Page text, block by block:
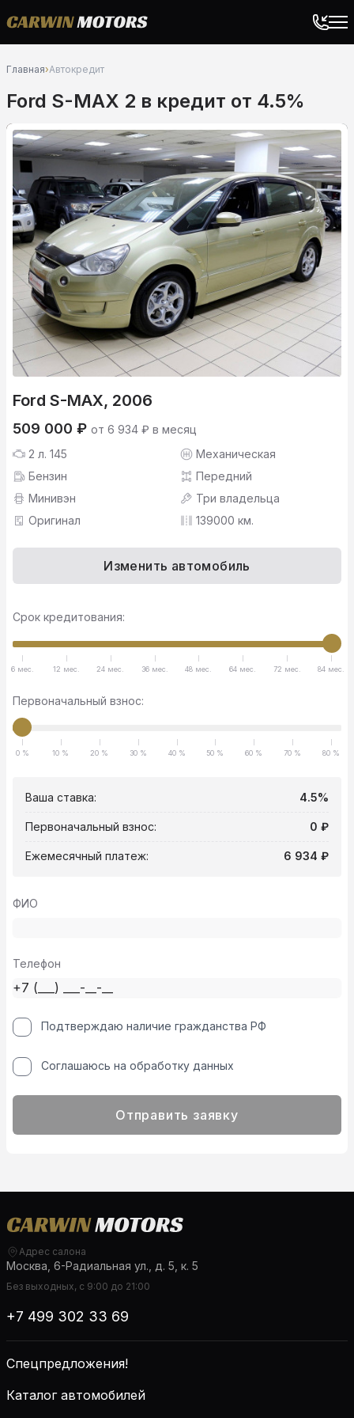
Главная›Автокредит
Ford S-MAX 2 в кредит от 4.5%
Ford S-MAX, 2006
509 000 ₽ от 6 934 ₽ в месяц
2 л. 145
Механическая
Бензин
Передний
Минивэн
Три владельца
Оригинал
139000 км.
Изменить автомобиль
Срок кредитования:
6 мес. 12 мес. 24 мес. 36 мес. 48 мес. 64 мес. 72 мес. 84 мес.
Первоначальный взнос:
0 % 10 % 20 % 30 % 40 % 50 % 60 % 70 % 80 %
Ваша ставка: 4.5%
Первоначальный взнос: 0 ₽
Ежемесячный платеж: 6 934 ₽
ФИО
Телефон
Подтверждаю наличие гражданства РФ
Соглашаюсь на обработку данных
Отправить заявку
Адрес салона
Москва, 6-Радиальная ул., д. 5, к. 5
Без выходных, с 9:00 до 21:00
+7 499 302 33 69
Спецпредложения!
Каталог автомобилей